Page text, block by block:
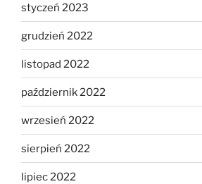
styczeń 2023
grudzień 2022
listopad 2022
październik 2022
wrzesień 2022
sierpień 2022
lipiec 2022